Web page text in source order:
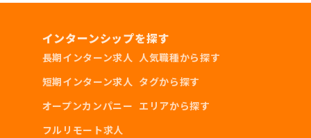
インターンシップを探す
長期インターン求人
短期インターン求人
オープンカンパニー
フルリモート求人
人気職種から探す
タグから探す
エリアから探す